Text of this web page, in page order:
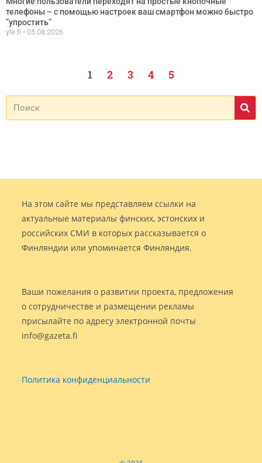
телефоны – с помощью настроек ваш смартфон можно быстро
”упростить”
yle.fi 05.08.2026
1 2 3 4 5
На этом сайте мы представляем ссылки на
актуальные материалы финских, эстонских и
российских СМИ в которых рассказывается о
Финляндии или упоминается Финляндия.
Ваши пожелания о развитии проекта, предложения
о сотрудничестве и размещении рекламы
присылайте по адресу электронной почты
info@gazeta.fi
Политика конфиденциальности